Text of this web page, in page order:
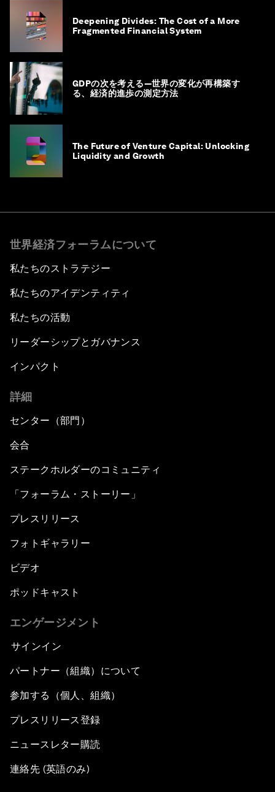
Deepening Divides: The Cost of a More
Fragmented Financial System
GDPの次を考える―世界の変化が再構築す
る、経済的進歩の測定方法
The Future of Venture Capital: Unlocking
Liquidity and Growth
世界経済フォーラムについて
私たちのストラテジー
私たちのアイデンティティ
私たちの活動
リーダーシップとガバナンス
インパクト
詳細
センター（部門）
会合
ステークホルダーのコミュニティ
「フォーラム・ストーリー」
プレスリリース
フォトギャラリー
ビデオ
ポッドキャスト
エンゲージメント
サインイン
パートナー（組織）について
参加する（個人、組織）
プレスリリース登録
ニュースレター購読
連絡先 (英語のみ)